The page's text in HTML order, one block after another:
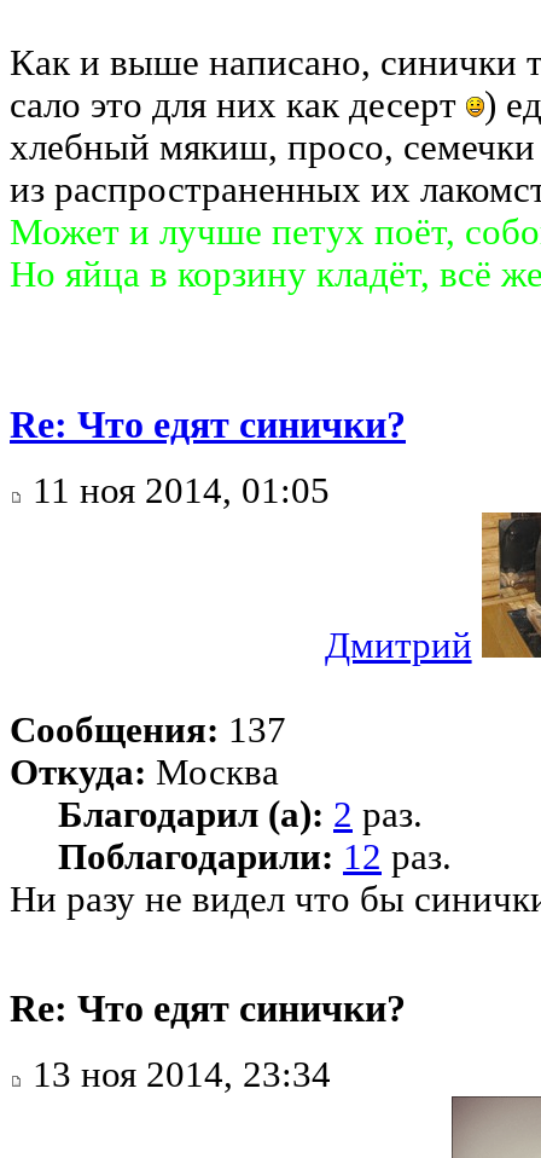
Как и выше написано, синички
сало это для них как десерт
)
хлебный мякиш, просо,
из распространенных их
Может и лучше петух поёт,
Но яйца в корзину кладёт, всё
Re: Что едят синички?
11 ноя 2014, 01:05
Дмитрий
Сообщения: 137
Откуда: Москва
Благодарил (а): 2 раз.
Поблагодарили: 12 раз.
Ни разу не видел что бы
Re: Что едят синички?
13 ноя 2014, 23:34